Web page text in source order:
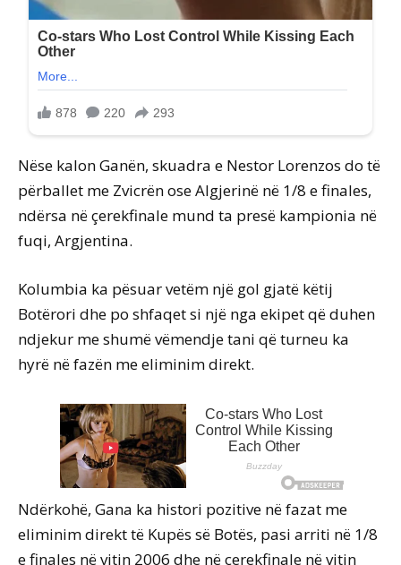
Nëse kalon Ganën, skuadra e Nestor Lorenzos do të
përballet me Zvicrën ose Algjerinë në 1/8 e finales,
ndërsa në çerekfinale mund ta presë kampionia në
fuqi, Argjentina.
Kolumbia ka pësuar vetëm një gol gjatë këtij
Botërori dhe po shfaqet si një nga ekipet që duhen
ndjekur me shumë vëmendje tani që turneu ka
hyrë në fazën me eliminim direkt.
Ndërkohë, Gana ka histori pozitive në fazat me
eliminim direkt të Kupës së Botës, pasi arriti në 1/8
e finales në vitin 2006 dhe në çerekfinale në vitin